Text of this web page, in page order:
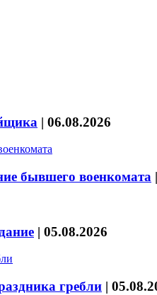
| 06.08.2026
бывшего военкомата |
| 05.08.2026
гребли |